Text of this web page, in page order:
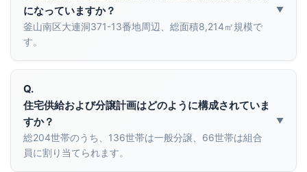
になっていますか？
釜山南区大連洞371-13番地周辺、総面積8,214㎡規模で
す。
Q.
住宅供給および分譲計画はどのように構成されていま
すか？
総204世帯のうち、136世帯は一般分譲、66世帯は組合
員に割り当てられます。